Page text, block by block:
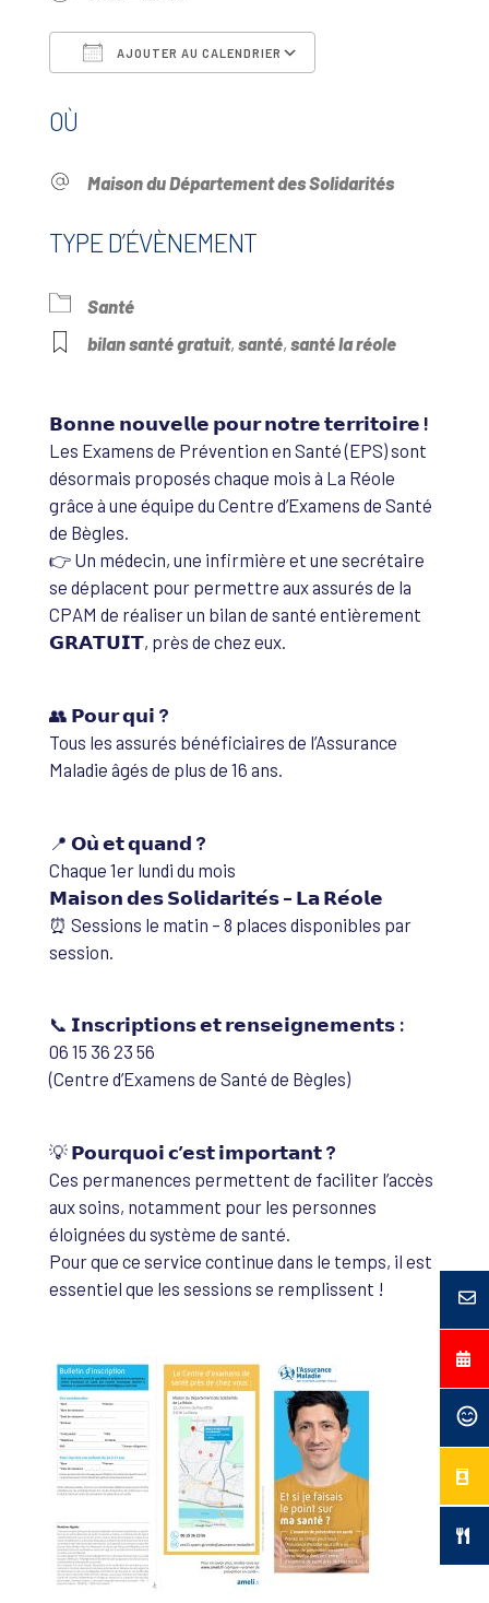
AJOUTER AU CALENDRIER
OÙ
Maison du Département des Solidarités
TYPE D’ÉVÈNEMENT
Santé
bilan santé gratuit, santé, santé la réole
𝗕𝗼𝗻𝗻𝗲 𝗻𝗼𝘂𝘃𝗲𝗹𝗹𝗲 𝗽𝗼𝘂𝗿 𝗻𝗼𝘁𝗿𝗲 𝘁𝗲𝗿𝗿𝗶𝘁𝗼𝗶𝗿𝗲 !
Les Examens de Prévention en Santé (EPS) sont
désormais proposés chaque mois à La Réole
grâce à une équipe du Centre d’Examens de Santé
de Bègles.
👉 Un médecin, une infirmière et une secrétaire
se déplacent pour permettre aux assurés de la
CPAM de réaliser un bilan de santé entièrement
𝗚𝗥𝗔𝗧𝗨𝗜𝗧, près de chez eux.
👥 𝗣𝗼𝘂𝗿 𝗾𝘂𝗶 ?
Tous les assurés bénéficiaires de l’Assurance
Maladie âgés de plus de 16 ans.
📍 𝗢𝘂̀ 𝗲𝘁 𝗾𝘂𝗮𝗻𝗱 ?
Chaque 1er lundi du mois
𝗠𝗮𝗶𝘀𝗼𝗻 𝗱𝗲𝘀 𝗦𝗼𝗹𝗶𝗱𝗮𝗿𝗶𝘁𝗲́𝘀 – 𝗟𝗮 𝗥𝗲́𝗼𝗹𝗲
⏰ Sessions le matin – 8 places disponibles par
session.
📞 𝗜𝗻𝘀𝗰𝗿𝗶𝗽𝘁𝗶𝗼𝗻𝘀 𝗲𝘁 𝗿𝗲𝗻𝘀𝗲𝗶𝗴𝗻𝗲𝗺𝗲𝗻𝘁𝘀 :
06 15 36 23 56
(Centre d’Examens de Santé de Bègles)
💡 𝗣𝗼𝘂𝗿𝗾𝘂𝗼𝗶 𝗰’𝗲𝘀𝘁 𝗶𝗺𝗽𝗼𝗿𝘁𝗮𝗻𝘁 ?
Ces permanences permettent de faciliter l’accès
aux soins, notamment pour les personnes
éloignées du système de santé.
Pour que ce service continue dans le temps, il est
essentiel que les sessions se remplissent !